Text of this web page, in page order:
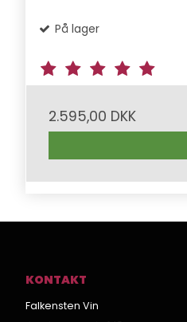
På lager
2.595,00 DKK
KONTAKT
Falkensten Vin